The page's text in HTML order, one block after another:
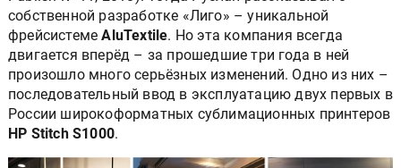
собственной разработке «Лиго» – уникальной
фрейсистемеAluTextile. Но эта компания всегда
двигается вперёд – за прошедшие три года в ней
произошло много серьёзных изменений. Одно из них –
последовательный ввод в эксплуатацию двух первых в
России широкоформатных сублимационных принтеров
HP Stitch S1000.